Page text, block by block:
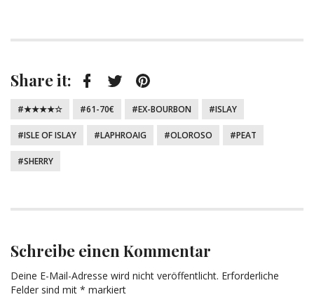
Share it: FacebookTwitter
Tagged:
★★★★☆ 61-70€ EX-BOURBON ISLAY
ISLE OF ISLAY LAPHROAIG OLOROSO PEAT
SHERRY
Schreibe einen Kommentar
Deine E-Mail-Adresse wird nicht veröffentlicht. Erforderliche
Felder sind mit * markiert